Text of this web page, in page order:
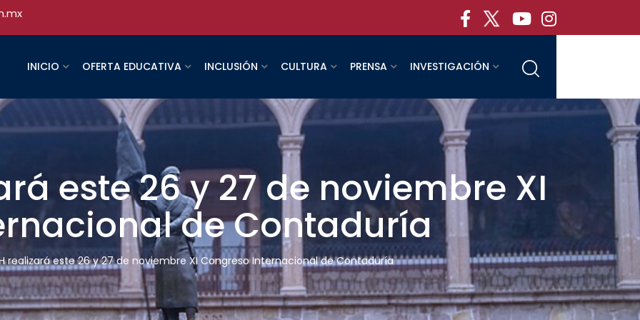
INICIO OFERTA EDUCATIVA INCLUSIÓN CULTURA PRENSA INVESTIGACIÓN
este 26 y 27 de noviembre XI
de Contaduría
realizará este 26 y 27 de noviembre XI Congreso Internacional de Contaduría